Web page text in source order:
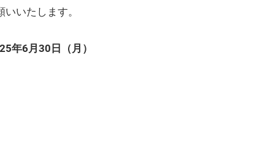
いたします。
年6月30日（月）